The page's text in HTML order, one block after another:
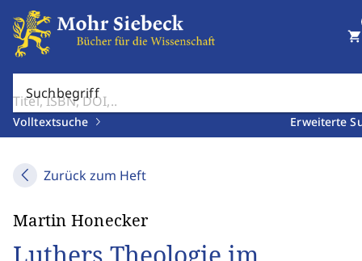
Suchbegriff
Volltextsuche Erweiterte
shopping_cart
Zurück zum Heft
Martin Honecker